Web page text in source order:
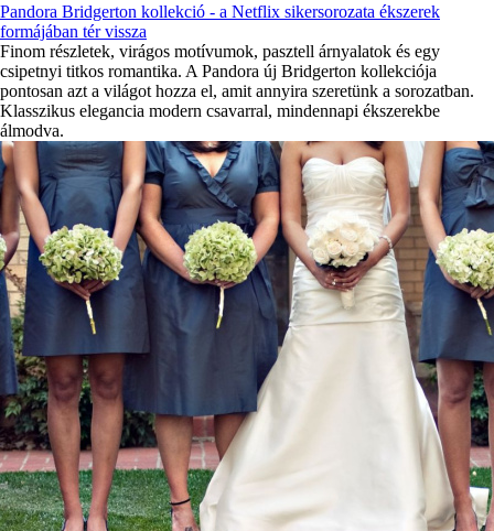
Pandora Bridgerton kollekció - a Netflix sikersorozata ékszerek
formájában tér vissza
Finom részletek, virágos motívumok, pasztell árnyalatok és egy
csipetnyi titkos romantika. A Pandora új Bridgerton kollekciója
pontosan azt a világot hozza el, amit annyira szeretünk a sorozatban.
Klasszikus elegancia modern csavarral, mindennapi ékszerekbe
álmodva.